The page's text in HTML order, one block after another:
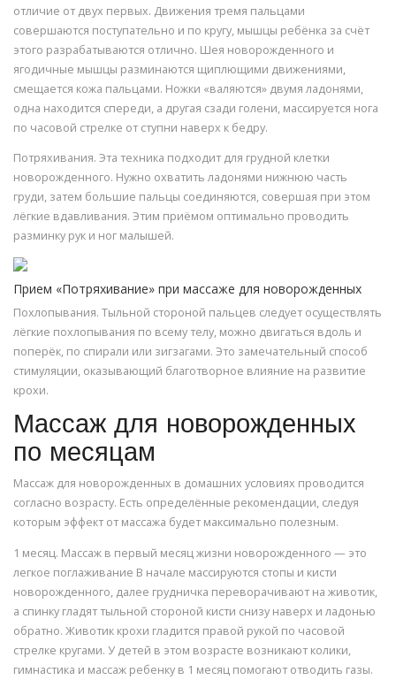
отличие от двух первых. Движения тремя пальцами
совершаются поступательно и по кругу, мышцы ребёнка за счёт
этого разрабатываются отлично. Шея новорожденного и
ягодичные мышцы разминаются щиплющими движениями,
смещается кожа пальцами. Ножки «валяются» двумя ладонями,
одна находится спереди, а другая сзади голени, массируется нога
по часовой стрелке от ступни наверх к бедру.
Потряхивания. Эта техника подходит для грудной клетки
новорожденного. Нужно охватить ладонями нижнюю часть
груди, затем большие пальцы соединяются, совершая при этом
лёгкие вдавливания. Этим приёмом оптимально проводить
разминку рук и ног малышей.
Прием «Потряхивание» при массаже для новорожденных
Похлопывания. Тыльной стороной пальцев следует осуществлять
лёгкие похлопывания по всему телу, можно двигаться вдоль и
поперёк, по спирали или зигзагами. Это замечательный способ
стимуляции, оказывающий благотворное влияние на развитие
крохи.
Массаж для новорожденных
по месяцам
Массаж для новорожденных в домашних условиях проводится
согласно возрасту. Есть определённые рекомендации, следуя
которым эффект от массажа будет максимально полезным.
1 месяц. Массаж в первый месяц жизни новорожденного — это
легкое поглаживание В начале массируются стопы и кисти
новорожденного, далее грудничка переворачивают на животик,
а спинку гладят тыльной стороной кисти снизу наверх и ладонью
обратно. Животик крохи гладится правой рукой по часовой
стрелке кругами. У детей в этом возрасте возникают колики,
гимнастика и массаж ребенку в 1 месяц помогают отводить газы.